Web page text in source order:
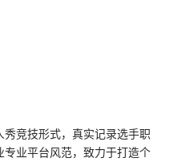
竞技形式，真实记录选手职
业平台风范，致力于打造个